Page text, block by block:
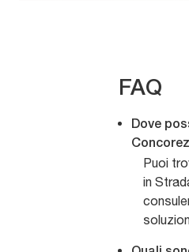
FAQ
Dove
Puoi
in